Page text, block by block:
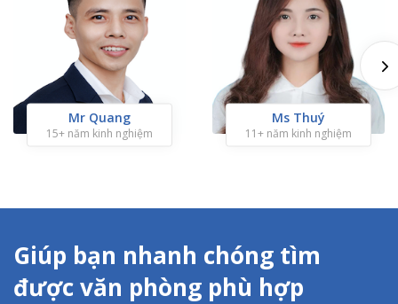
Mr Quang
15+ năm kinh nghiệm
Ms Thuý
11+ năm kinh nghiệm
Giúp bạn nhanh chóng tìm
được văn phòng phù hợp